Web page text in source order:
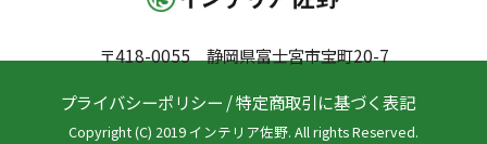
〒418-0055 静岡県富士宮市宝町20-7
プライバシーポリシー /特定商取引に基づく表記
Copyright (C) 2019 インテリア佐野. All rights Reserved.